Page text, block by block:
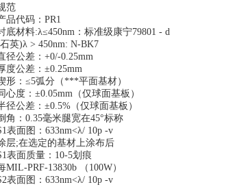
范
品代码：PR1
底材料:λ≤450nm：标准级康宁79801 - d
英)λ > 450nm: N-BK7
径公差：+0/-0.25mm
度公差：±0.25mm
形：≤5弧分（***平面基材）
心度：±0.05mm（仅球面基板）
径公差：±0.5%（仅球面基板）
角：0.35毫米腿宽在45°标称
表面图：633nm<λ/ 10p -v
层;在选定的基材上涂布后
表面质量：10-5划痕
MIL-PRF-13830b （100W）
表面图：633nm<λ/ 10p -v